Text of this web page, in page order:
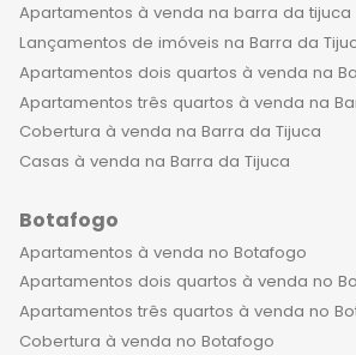
Apartamentos à venda na barra da tijuca
Lançamentos de imóveis na Barra da
Apartamentos dois quartos à venda na
Apartamentos três quartos à venda na
Cobertura à venda na Barra da Tijuca
Casas à venda na Barra da Tijuca
Botafogo
Apartamentos à venda no Botafogo
Apartamentos dois quartos à venda no
Apartamentos três quartos à venda no
Cobertura à venda no Botafogo